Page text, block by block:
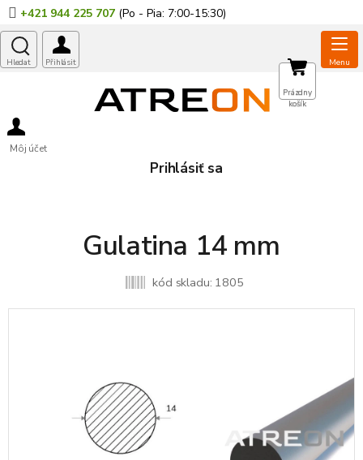
Prejsť
na
obsah
+421 944 225 707
Môj účet
Prihlásiť sa
NÁKUPNÝ
KOŠÍK
Prázdny
košík
Gulatina 14 mm
kód skladu: 1805